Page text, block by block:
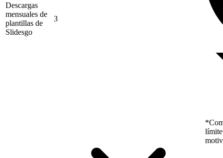
Descargas
mensuales de
plantillas de
Slidesgo
3
límite